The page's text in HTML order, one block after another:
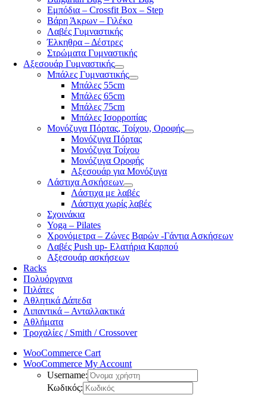
Εμπόδια – Crossfit Box – Step
Βάρη Άκρων – Γιλέκο
Λαβές Γυμναστικής
Έλκηθρα – Δέστρες
Στρώματα Γυμναστικής
Αξεσουάρ Γυμναστικής
Μπάλες Γυμναστικής
Μπάλες 55cm
Μπάλες 65cm
Μπάλες 75cm
Μπάλες Ισορροπίας
Μονόζυγα Πόρτας, Τοίχου, Οροφής
Μονόζυγα Πόρτας
Μονόζυγα Τοίχου
Μονόζυγα Οροφής
Αξεσουάρ για Μονόζυγα
Λάστιχα Ασκήσεων
Λάστιχα με λαβές
Λάστιχα χωρίς λαβές
Σχοινάκια
Yoga – Pilates
Χρονόμετρα – Ζώνες Βαρών -Γάντια Ασκήσεων
Λαβές Push up- Ελατήρια Καρπού
Αξεσουάρ ασκήσεων
Racks
Πολυόργανα
Πιλάτες
Αθλητικά Δάπεδα
Λιπαντικά – Ανταλλακτικά
Αθλήματα
Τροχαλίες / Smith / Crossover
WooCommerce Cart
WooCommerce My Account
Username:
Κωδικός: